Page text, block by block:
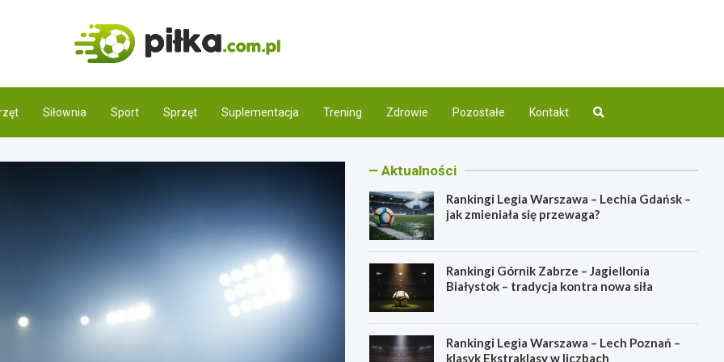
Siłownia Sport Sprzęt Suplementacja Trening Zdrowie Pozostałe Kontakt
Aktualności
Rankingi Legia Warszawa – Lechia Gdańsk –
jak zmieniała się przewaga?
Rankingi Górnik Zabrze – Jagiellonia
Białystok – tradycja kontra nowa siła
Rankingi Legia Warszawa – Lech Poznań –
klasyk Ekstraklasy w liczbach